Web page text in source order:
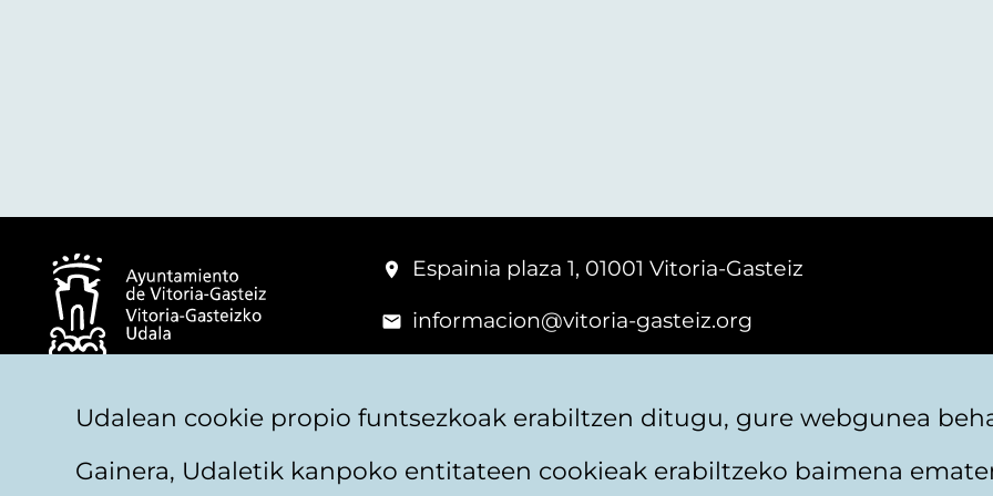
© Vitoria-Gasteizko Udala
Espainia plaza 1, 01001 Vitoria-Gasteiz
informacion@vitoria-gasteiz.org
Udalean cookie propio funtsezkoak erabiltzen ditugu, gure webgunea
Gainera, Udaletik kanpoko entitateen cookieak erabiltzeko baimena